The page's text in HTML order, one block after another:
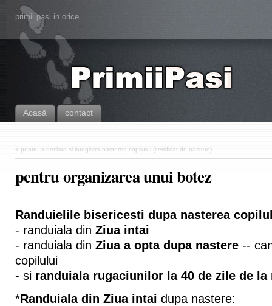
primii pasi in orice
Acasă contact
« pentru a declara si inregistra nasterea copilului (certificat de nastere)
pentru organizarea unui botez
Randuielile bisericesti dupa nasterea
- randuiala din Ziua intai
- randuiala din Ziua a opta dupa nastere--
copilului
- si randuiala rugaciunilor la 40 de zile de
*Randuiala din Ziua intai dupa nastere: